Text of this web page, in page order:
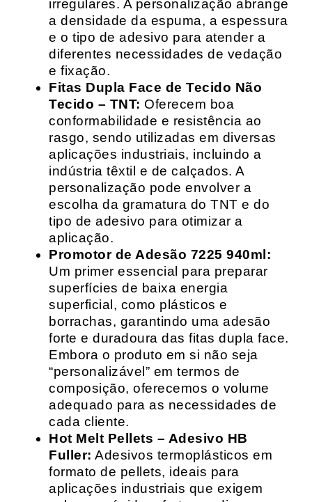
irregulares. A personalização abrange
a densidade da espuma, a espessura
e o tipo de adesivo para atender a
diferentes necessidades de vedação
e fixação.
Fitas Dupla Face de Tecido Não
Tecido – TNT: Oferecem boa
conformabilidade e resistência ao
rasgo, sendo utilizadas em diversas
aplicações industriais, incluindo a
indústria têxtil e de calçados. A
personalização pode envolver a
escolha da gramatura do TNT e do
tipo de adesivo para otimizar a
aplicação.
Promotor de Adesão 7225 940ml:
Um primer essencial para preparar
superfícies de baixa energia
superficial, como plásticos e
borrachas, garantindo uma adesão
forte e duradoura das fitas dupla face.
Embora o produto em si não seja
“personalizável” em termos de
composição, oferecemos o volume
adequado para as necessidades de
cada cliente.
Hot Melt Pellets – Adesivo HB
Fuller: Adesivos termoplásticos em
formato de pellets, ideais para
aplicações industriais que exigem